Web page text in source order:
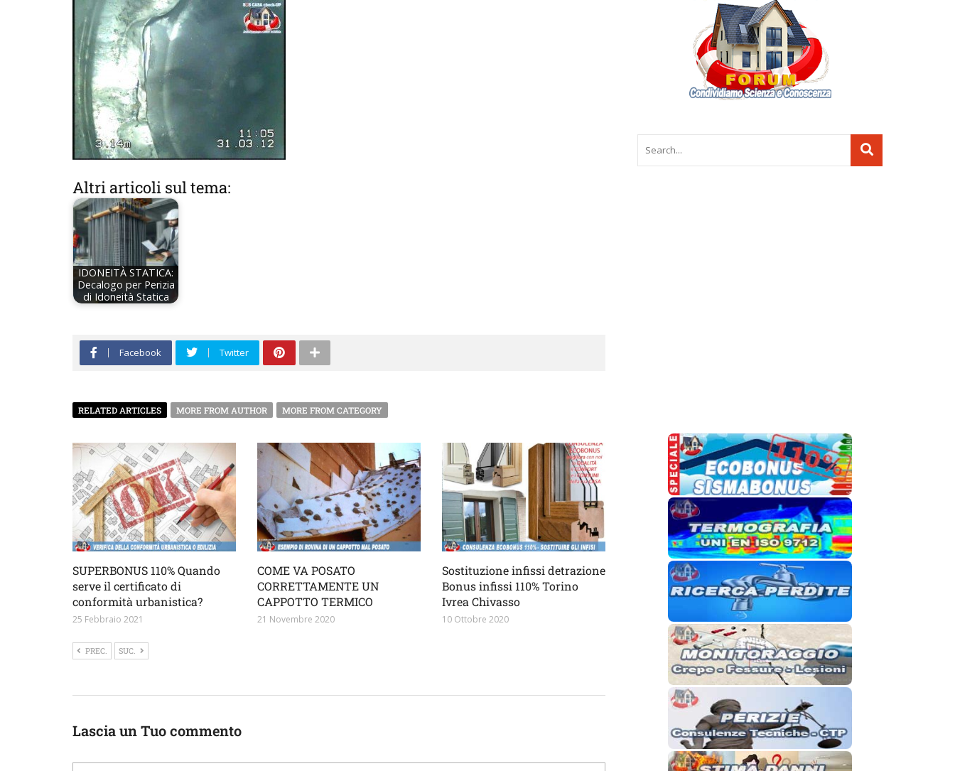
Altri articoli sul tema:
IDONEITÀ STATICA:
Decalogo per Perizia
di Idoneità Statica
Facebook Twitter
RELATED ARTICLES MORE FROM AUTHOR MORE FROM CATEGORY
SUPERBONUS 110% Quando
serve il certificato di
conformità urbanistica?
25 Febbraio 2021
COME VA POSATO
CORRETTAMENTE UN
CAPPOTTO TERMICO
21 Novembre 2020
Sostituzione infissi detrazione
Bonus infissi 110% Torino
Ivrea Chivasso
10 Ottobre 2020
PREC. SUC.
Lascia un Tuo commento